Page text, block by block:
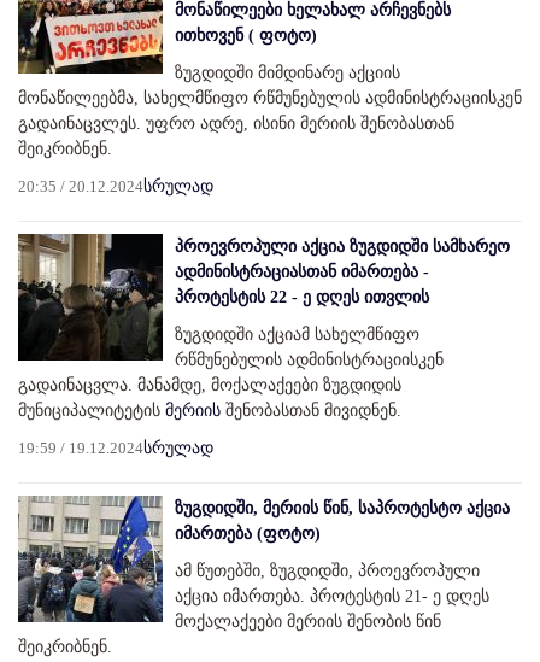
მონაწილეები ხელახალ არჩევნებს
ითხოვენ ( ფოტო)
ზუგდიდში მიმდინარე აქციის
მონაწილეებმა, სახელმწიფო რწმუნებულის ადმინისტრაციისკენ
გადაინაცვლეს. უფრო ადრე, ისინი მერიის შენობასთან
შეიკრიბნენ.
20:35 / 20.12.2024სრულად
პროევროპული აქცია ზუგდიდში სამხარეო
ადმინისტრაციასთან იმართება -
პროტესტის 22 - ე დღეს ითვლის
ზუგდიდში აქციამ სახელმწიფო
რწმუნებულის ადმინისტრაციისკენ
გადაინაცვლა. მანამდე, მოქალაქეები ზუგდიდის
მუნიციპალიტეტის მერიის შენობასთან მივიდნენ.
19:59 / 19.12.2024სრულად
ზუგდიდში, მერიის წინ, საპროტესტო აქცია
იმართება (ფოტო)
ამ წუთებში, ზუგდიდში, პროევროპული
აქცია იმართება. პროტესტის 21- ე დღეს
მოქალაქეები მერიის შენობის წინ
შეიკრიბნენ.